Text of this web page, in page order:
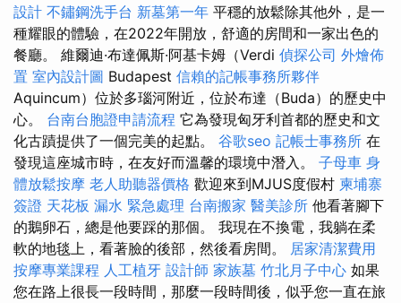
設計 不鏽鋼洗手台 新墓第一年 平穩的放鬆除其他外，是一
種耀眼的體驗，在2022年開放，舒適的房間和一家出色的
餐廳。 維爾迪·布達佩斯·阿基卡姆（Verdi 偵探公司 外燴佈
置 室內設計圖 Budapest 信賴的記帳事務所夥伴
Aquincum）位於多瑙河附近，位於布達（Buda）的歷史中
心。 台南台胞證申請流程 它為發現匈牙利首都的歷史和文
化古蹟提供了一個完美的起點。 谷歌seo 記帳士事務所 在
發現這座城市時，在友好而溫馨的環境中潛入。 子母車 身
體放鬆按摩 老人助聽器價格 歡迎來到MJUS度假村 柬埔寨
簽證 天花板 漏水 緊急處理 台南搬家 醫美診所 他看著腳下
的鵝卵石，總是他要踩的那個。 我現在不換電，我躺在柔
軟的地毯上，看著臉的後部，然後看房間。 居家清潔費用
按摩專業課程 人工植牙 設計師 家族墓 竹北月子中心 如果
您在路上很長一段時間，那麼一段時間後，似乎您一直在旅